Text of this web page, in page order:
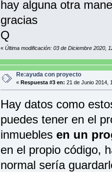
hay alguna otra
gracias
Q
« Última modificación: 03 de Diciembre 2020,
Re:ayuda con proyecto
« Respuesta #3 en: 21 de Junio 2014,
Hay datos como
puedes tener en el
inmuebles en un
en el propio código,
normal sería